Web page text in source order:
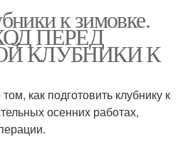
к зимовке.
ПЕРЕД
КЛУБНИКИ К
как подготовить клубнику к
осенних работах,